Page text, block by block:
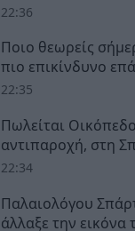
22:36
Ποιο θεωρείς
πιο επικίνδυνο
22:35
Πωλείται
αντιπαροχή, στη
22:34
Παλαιολόγου
άλλαξε την εικόνα